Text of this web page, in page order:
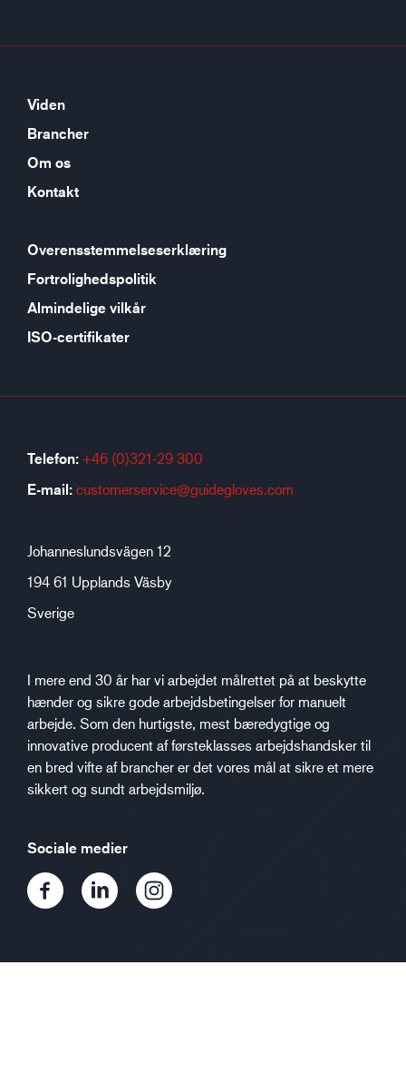
Viden
Brancher
Om os
Kontakt
Overensstemmelseserklæring
Fortrolighedspolitik
Almindelige vilkår
ISO-certifikater
Telefon: +46 (0)321-29 300
E-mail: customerservice@guidegloves.com
Johanneslundsvägen 12
194 61 Upplands Väsby
Sverige
I mere end 30 år har vi arbejdet målrettet på at beskytte
hænder og sikre gode arbejdsbetingelser for manuelt
arbejde. Som den hurtigste, mest bæredygtige og
innovative producent af førsteklasses arbejdshandsker til
en bred vifte af brancher er det vores mål at sikre et mere
sikkert og sundt arbejdsmiljø.
Sociale medier